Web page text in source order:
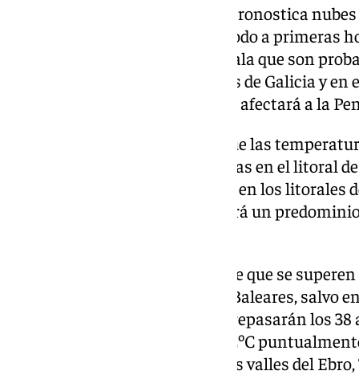
En lo que respecta a Canarias, pronostica
precipitaciones débiles, sobre todo a primeras
en el sur. Al margen de ello, señala que son
niebla matinales en los litorales de Galicia y
Además, habrá calima débil que afectará a la
En este marco, AEMET prevé que las
ligeros descensos de las máximas en el litoral
ascensos en la mitad oeste, que en los
esperan notables. Además, habrá un
De esta forma, considera posible que se
generalizada en la Península y Baleares, salvo
Asimismo, apunta a que se sobrepasarán los
interior peninsular y los 40 a 42ºC
zonas bajas del nordeste y en los valles del